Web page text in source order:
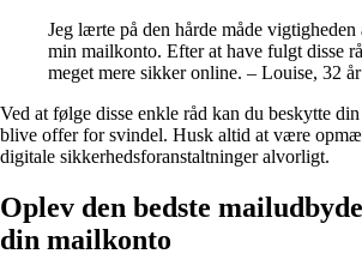
Jeg lærte på den hårde måde vigtigheden
min mailkonto. Efter at have fulgt disse
meget mere sikker online. – Louise, 32 år
Ved at følge disse enkle råd kan du beskytte
blive offer for svindel. Husk altid at være
digitale sikkerhedsforanstaltninger alvorligt.
Oplev den bedste
din mailkonto